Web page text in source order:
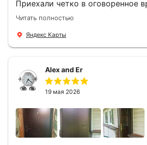
Приехали четко в оговоренное
вежливые,деликатные рабочие .Все
понравилось и дверь ,и работа и
Читать полностью
Яндекс Карты
Alex and Er
19 мая 2026